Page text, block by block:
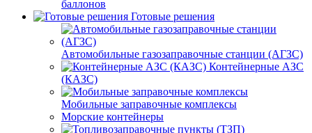
баллонов
Готовые решения
Автомобильные газозаправочные станции (АГЗС)
Контейнерные АЗС
(КАЗС)
Мобильные заправочные комплексы
Морские контейнеры